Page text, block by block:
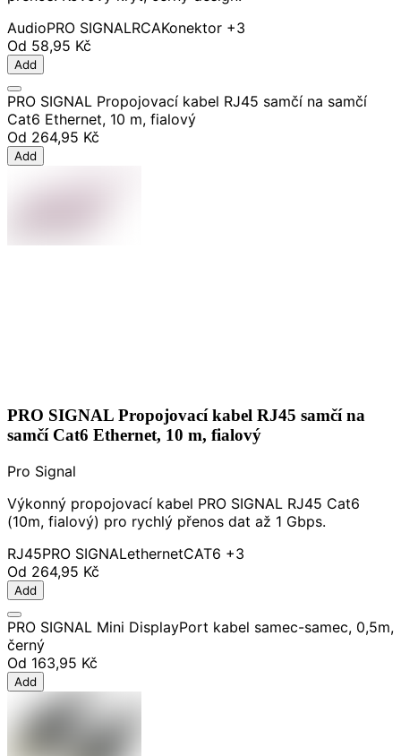
AudioPRO SIGNALRCAKonektor +3
Od 58,95 Kč
Add
PRO SIGNAL Propojovací kabel RJ45 samčí na samčí
Cat6 Ethernet, 10 m, fialový
Od 264,95 Kč
Add
PRO SIGNAL Propojovací kabel RJ45 samčí na
samčí Cat6 Ethernet, 10 m, fialový
Pro Signal
Výkonný propojovací kabel PRO SIGNAL RJ45 Cat6
(10m, fialový) pro rychlý přenos dat až 1 Gbps.
RJ45PRO SIGNALethernetCAT6 +3
Od 264,95 Kč
Add
PRO SIGNAL Mini DisplayPort kabel samec-samec, 0,5m,
černý
Od 163,95 Kč
Add